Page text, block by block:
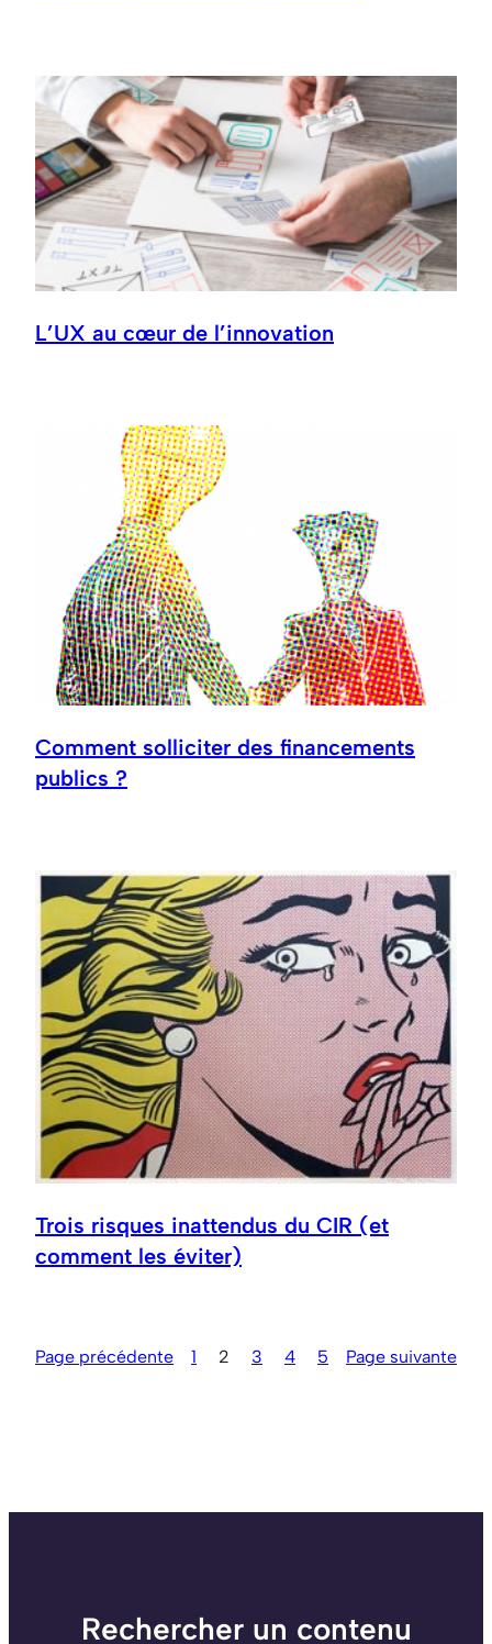
L’UX au cœur de l’innovation
Comment solliciter des financements
publics ?
Trois risques inattendus du CIR (et
comment les éviter)
Page précédente 1 2 3 4 5 Page suivante
Rechercher un contenu